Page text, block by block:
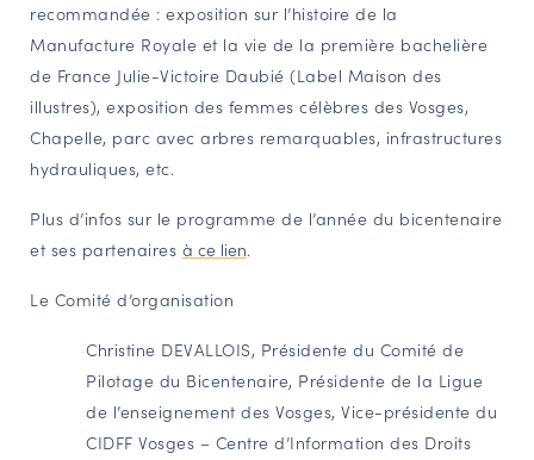
recommandée : exposition sur l’histoire de la
Manufacture Royale et la vie de la première bachelière
de France Julie-Victoire Daubié (Label Maison des
illustres), exposition des femmes célèbres des Vosges,
Chapelle, parc avec arbres remarquables, infrastructures
hydrauliques, etc.
Plus d’infos sur le programme de l’année du bicentenaire
et ses partenaires à ce lien.
Le Comité d’organisation
Christine DEVALLOIS, Présidente du Comité de
Pilotage du Bicentenaire, Présidente de la Ligue
de l’enseignement des Vosges, Vice-présidente du
CIDFF Vosges – Centre d’Information des Droits